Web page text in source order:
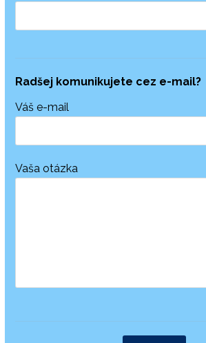
Radšej komunikujete cez e-mail?
Váš e-mail
Vaša otázka